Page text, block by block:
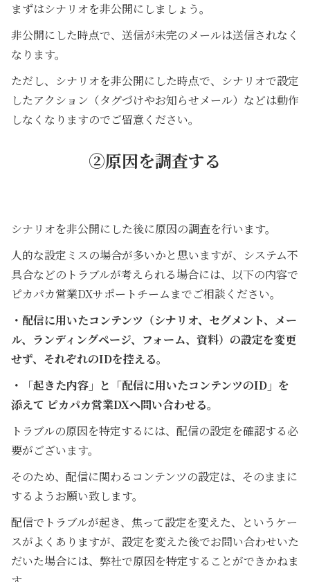
まずはシナリオを非公開にしましょう。
非公開にした時点で、送信が未完のメールは送信されなく
なります。
ただし、シナリオを非公開にした時点で、シナリオで設定
したアクション（タグづけやお知らせメール）などは動作
しなくなりますのでご留意ください。
②原因を調査する
シナリオを非公開にした後に原因の調査を行います。
人的な設定ミスの場合が多いかと思いますが、システム不
具合などのトラブルが考えられる場合には、以下の内容で
ピカパカ営業DXサポートチームまでご相談ください。
・配信に用いたコンテンツ（シナリオ、セグメント、メー
ル、ランディングページ、フォーム、資料）の設定を変更
せず、それぞれのIDを控える。
・「起きた内容」と「配信に用いたコンテンツのID」を
添えて ピカパカ営業DXへ問い合わせる。
トラブルの原因を特定するには、配信の設定を確認する必
要がございます。
そのため、配信に関わるコンテンツの設定は、そのままに
するようお願い致します。
配信でトラブルが起き、焦って設定を変えた、というケー
スがよくありますが、設定を変えた後でお問い合わせいた
だいた場合には、弊社で原因を特定することができかねま